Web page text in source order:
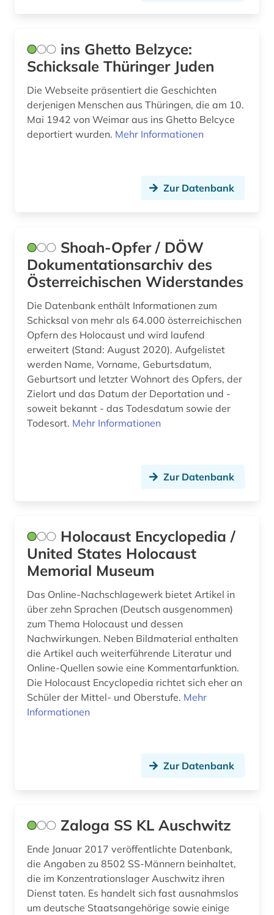
ins Ghetto Belzyce:
Schicksale Thüringer Juden
Die Webseite präsentiert die Geschichten
derjenigen Menschen aus Thüringen, die am 10.
Mai 1942 von Weimar aus ins Ghetto Belcyce
deportiert wurden. Mehr Informationen
Zur Datenbank
Shoah-Opfer / DÖW
Dokumentationsarchiv des
Österreichischen Widerstandes
Die Datenbank enthält Informationen zum
Schicksal von mehr als 64.000 österreichischen
Opfern des Holocaust und wird laufend
erweitert (Stand: August 2020). Aufgelistet
werden Name, Vorname, Geburtsdatum,
Geburtsort und letzter Wohnort des Opfers, der
Zielort und das Datum der Deportation und -
soweit bekannt - das Todesdatum sowie der
Todesort. Mehr Informationen
Zur Datenbank
Holocaust Encyclopedia /
United States Holocaust
Memorial Museum
Das Online-Nachschlagewerk bietet Artikel in
über zehn Sprachen (Deutsch ausgenommen)
zum Thema Holocaust und dessen
Nachwirkungen. Neben Bildmaterial enthalten
die Artikel auch weiterführende Literatur und
Online-Quellen sowie eine Kommentarfunktion.
Die Holocaust Encyclopedia richtet sich eher an
Schüler der Mittel- und Oberstufe. Mehr
Informationen
Zur Datenbank
Zaloga SS KL Auschwitz
Ende Januar 2017 veröffentlichte Datenbank,
die Angaben zu 8502 SS-Männern beinhaltet,
die im Konzentrationslager Auschwitz ihren
Dienst taten. Es handelt sich fast ausnahmslos
um deutsche Staatsangehörige sowie einige